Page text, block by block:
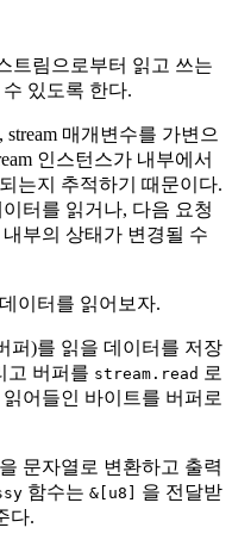
트림으로부터 읽고 쓰는
있도록 한다.
stream 매개변수를 가변으
인스턴스가 내부에서
는지 추적하기 때문이다.
터를 읽거나, 다음 요청
부의 상태가 변경될 수
이터를 읽어보자.
퍼)를 읽을 데이터를 저장
고 버퍼를 stream.read 로
어들인 바이트를 버퍼로
문자열로 변환하고 출력
함수는 &[u8]
을 전달받
다.